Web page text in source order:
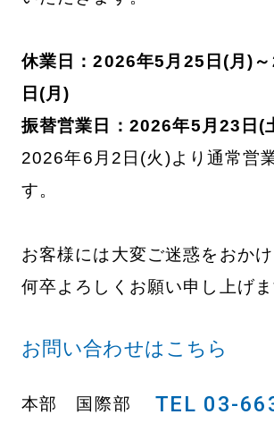
休業日：2026年5月25日(月)
日(月)
振替営業日：2026年5月23日(
2026年6月2日(火)より通常営
す。
お客様には大変ご迷惑をおかけ
何卒よろしくお願い申し上げま
お問い合わせはこちら
本部 国際部 TEL 03-